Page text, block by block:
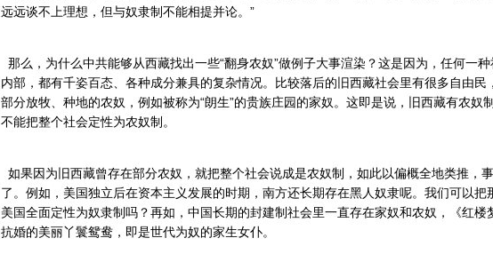
远远谈不上理想，但与奴隶制不能相提并论。”
那么，为什么中共能够从西藏找出一些“翻身农奴”做例子大事渲染？这是因为，任何一
内部，都有千姿百态、各种成分兼具的复杂情况。比较落后的旧西藏社会里有很多自由民
部分放牧、种地的农奴，例如被称为“朗生”的贵族庄园的家奴。这即是说，旧西藏有农奴
不能把整个社会定性为农奴制。
如果因为旧西藏曾存在部分农奴，就把整个社会说成是农奴制，如此以偏概全地类推，
了。例如，美国独立后在资本主义发展的时期，南方还长期存在黑人奴隶呢。我们可以把
美国全面定性为奴隶制吗？再如，中国长期的封建制社会里一直存在家奴和农奴，《红楼
抗婚的美丽丫鬟鸳鸯，即是世代为奴的家生女仆。